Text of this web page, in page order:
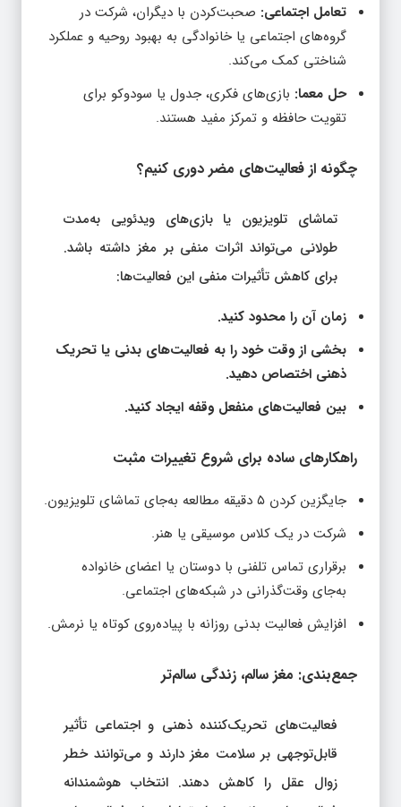
تعامل اجتماعی: صحبت‌کردن با دیگران، شرکت در
گروه‌های اجتماعی یا خانوادگی به بهبود روحیه و عملکرد
شناختی کمک می‌کند.
حل معما: بازی‌های فکری، جدول یا سودوکو برای
تقویت حافظه و تمرکز مفید هستند.
چگونه از فعالیت‌های مضر دوری کنیم؟
تماشای تلویزیون یا بازی‌های ویدئویی به‌مدت
طولانی می‌تواند اثرات منفی بر مغز داشته باشد.
برای کاهش تأثیرات منفی این فعالیت‌ها:
زمان آن را محدود کنید.
بخشی از وقت خود را به فعالیت‌های بدنی یا تحریک
ذهنی اختصاص دهید.
بین فعالیت‌های منفعل وقفه ایجاد کنید.
راهکارهای ساده برای شروع تغییرات مثبت
جایگزین کردن ۵ دقیقه مطالعه به‌جای تماشای تلویزیون.
شرکت در یک کلاس موسیقی یا هنر.
برقراری تماس تلفنی با دوستان یا اعضای خانواده
به‌جای وقت‌گذرانی در شبکه‌های اجتماعی.
افزایش فعالیت بدنی روزانه با پیاده‌روی کوتاه یا نرمش.
جمع‌بندی: مغز سالم، زندگی سالم‌تر
فعالیت‌های تحریک‌کننده ذهنی و اجتماعی تأثیر
قابل‌توجهی بر سلامت مغز دارند و می‌توانند خطر
زوال عقل را کاهش دهند. انتخاب هوشمندانه